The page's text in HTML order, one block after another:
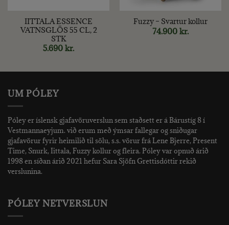
IITTALA ESSENCE
VATNSGLÖS 55 CL, 2
STK
5.690 kr.
Fuzzy – Svartur kollur
74.900 kr.
UM PÓLEY
Póley er íslensk gjafavöruverslun sem staðsett er á Bárustíg 8 í
Vestmannaeyjum. við erum með ýmsar fallegar og sniðugar
gjafavörur fyrir heimilið til sölu, s.s. vörur frá Lene Bjerre, Present
Time, Snurk, Iittala, Fuzzy kollur og fleira. Póley var opnuð árið
1998 en síðan árið 2021 hefur Sara Sjöfn Grettisdóttir rekið
verslunina.
PÓLEY NETVERSLUN